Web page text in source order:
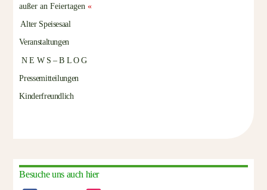
außer an Feiertagen«
Alter Speisesaal
Veranstaltungen
N E W S – B L O G
Pressemitteilungen
Kinderfreundlich
Besuche uns auch hier